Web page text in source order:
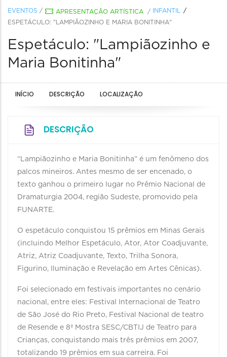
EVENTOS / APRESENTAÇÃO ARTÍSTICA /
INFANTIL
ESPETÁCULO: "LAMPIÃOZINHO E MARIA BONITINHA"
Espetáculo: "Lampiãozinho e
Maria Bonitinha"
INÍCIO DESCRIÇÃO LOCALIZAÇÃO
DESCRIÇÃO
“Lampiãozinho e Maria Bonitinha” é um fenômeno dos
palcos mineiros. Antes mesmo de ser encenado, o
texto ganhou o primeiro lugar no Prêmio Nacional de
Dramaturgia 2004, região Sudeste, promovido pela
FUNARTE.
O espetáculo conquistou 15 prêmios em Minas Gerais
(incluindo Melhor Espetáculo, Ator, Ator Coadjuvante,
Atriz, Atriz Coadjuvante, Texto, Trilha Sonora,
Figurino, Iluminação e Revelação em Artes Cênicas).
Foi selecionado em festivais importantes no cenário
nacional, entre eles: Festival Internacional de Teatro
de São José do Rio Preto, Festival Nacional de teatro
de Resende e 8ª Mostra SESC/CBTIJ de Teatro para
Crianças, conquistando mais três prêmios em 2007,
totalizando 19 prêmios em sua carreira. Foi